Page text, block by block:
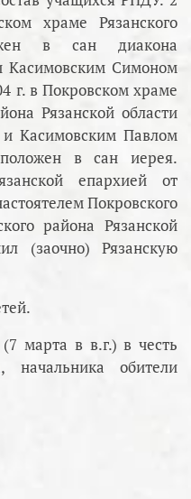
храме Рязанского
в сан диакона
Касимовским Симоном
г. в Покровском храме
Рязанской области
Касимовским Павлом
в сан иерея.
епархией от
Покровского
района Рязанской
(заочно) Рязанскую
марта в в.г.) в честь
, начальника обители